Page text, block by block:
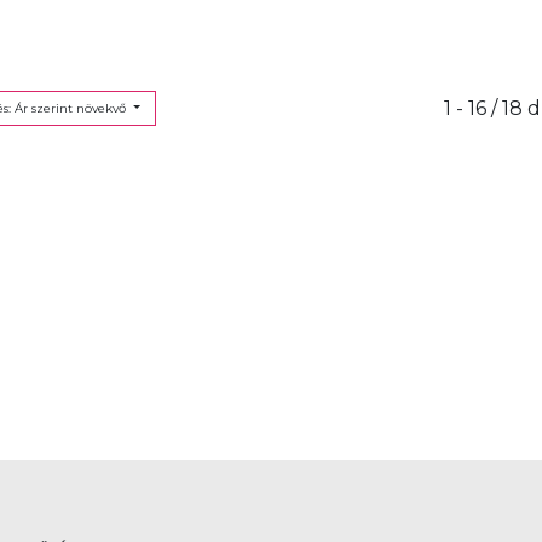
Ár szerint növekvő 1 - 16 / 18